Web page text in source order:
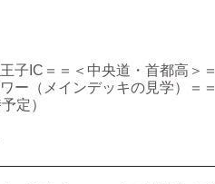
子IC＝＝＜中央道・首都高＞
ー（メインデッキの見学）＝
定）